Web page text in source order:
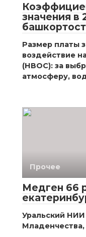
значения в
Размер платы
воздействие
(НВОС): за
атмосферу,
Прочее
Медген 66
Уральский
Младенчества,